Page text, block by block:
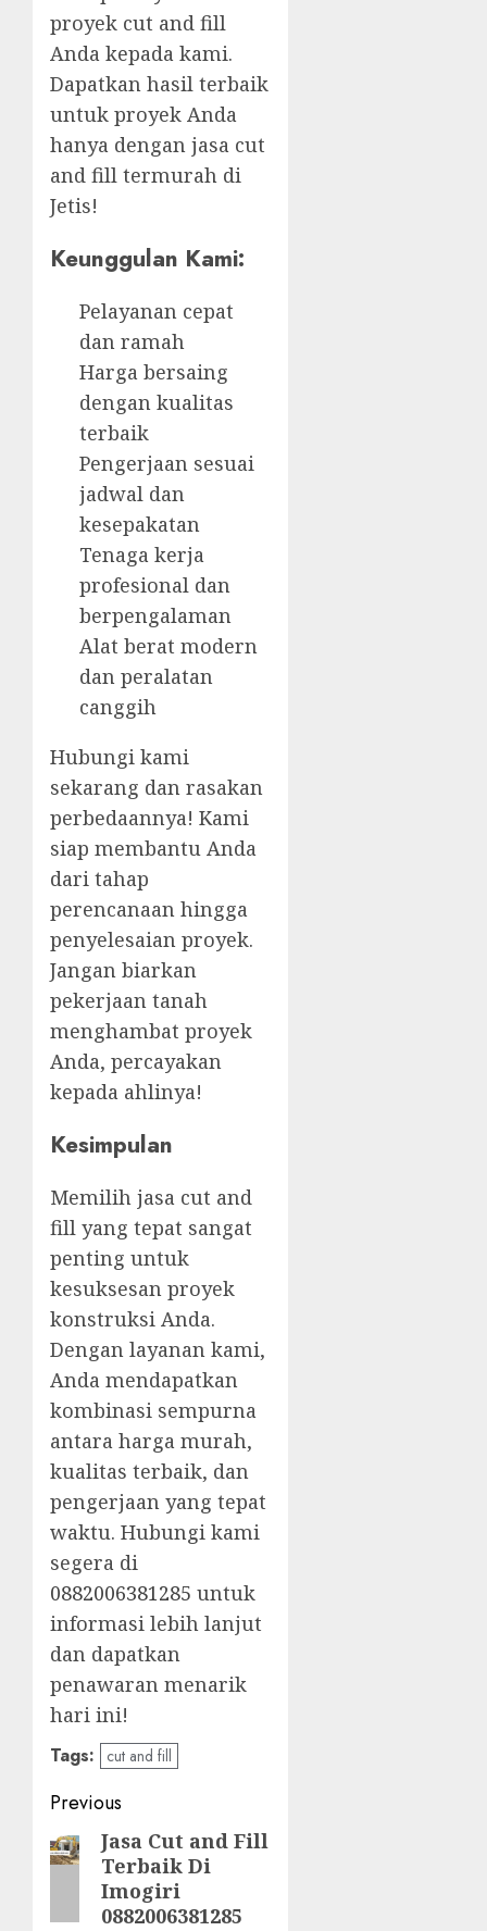
proyek cut and fill
Anda kepada kami.
Dapatkan hasil terbaik
untuk proyek Anda
hanya dengan jasa cut
and fill termurah di
Jetis!
Keunggulan Kami:
Pelayanan cepat
dan ramah
Harga bersaing
dengan kualitas
terbaik
Pengerjaan sesuai
jadwal dan
kesepakatan
Tenaga kerja
profesional dan
berpengalaman
Alat berat modern
dan peralatan
canggih
Hubungi kami
sekarang dan rasakan
perbedaannya! Kami
siap membantu Anda
dari tahap
perencanaan hingga
penyelesaian proyek.
Jangan biarkan
pekerjaan tanah
menghambat proyek
Anda, percayakan
kepada ahlinya!
Kesimpulan
Memilih jasa cut and
fill yang tepat sangat
penting untuk
kesuksesan proyek
konstruksi Anda.
Dengan layanan kami,
Anda mendapatkan
kombinasi sempurna
antara harga murah,
kualitas terbaik, dan
pengerjaan yang tepat
waktu. Hubungi kami
segera di
0882006381285 untuk
informasi lebih lanjut
dan dapatkan
penawaran menarik
hari ini!
Tags: cut and fill
Post
navigation
Previous
Previous
post:
Jasa Cut and Fill
Terbaik Di
Imogiri
0882006381285